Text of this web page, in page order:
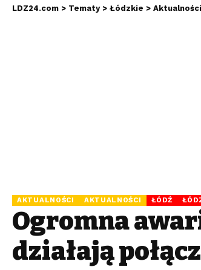
LDZ24.com > Tematy> Łódzkie > Aktualności
AKTUALNOŚCI AKTUALNOŚCI ŁÓDŹ
Ogromna
działają